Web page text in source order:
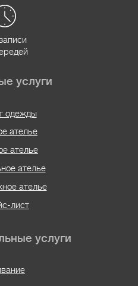
услуги
одежды
ателье
ателье
ателье
ателье
лист
услуги